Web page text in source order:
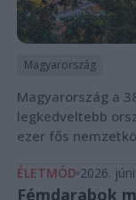
Magyarország
Magyarország a
legkedveltebb
ezer fős
ÉLETMÓD 2026.
Fémdarabok